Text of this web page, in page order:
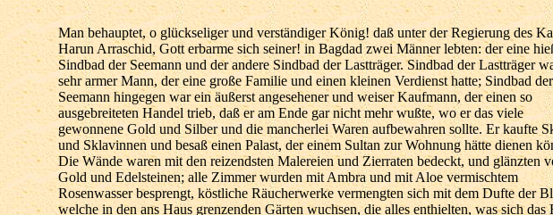
Man behauptet, o glückseliger und verständiger König! daß unter der Regierung des
Harun Arraschid, Gott erbarme sich seiner! in Bagdad zwei Männer lebten: der eine
Sindbad der Seemann und der andere Sindbad der Lastträger. Sindbad der Lastträger
sehr armer Mann, der eine große Familie und einen kleinen Verdienst hatte; Sindbad der
Seemann hingegen war ein äußerst angesehener und weiser Kaufmann, der einen so
ausgebreiteten Handel trieb, daß er am Ende gar nicht mehr wußte, wo er das viele
gewonnene Gold und Silber und die mancherlei Waren aufbewahren sollte. Er kaufte
und Sklavinnen und besaß einen Palast, der einem Sultan zur Wohnung hätte dienen
Die Wände waren mit den reizendsten Malereien und Zierraten bedeckt, und glänzten
Gold und Edelsteinen; alle Zimmer wurden mit Ambra und mit Aloe vermischtem
Rosenwasser besprengt, köstliche Räucherwerke vermengten sich mit dem Dufte der
welche in den ans Haus grenzenden Gärten wuchsen, die alles enthielten, was sich das